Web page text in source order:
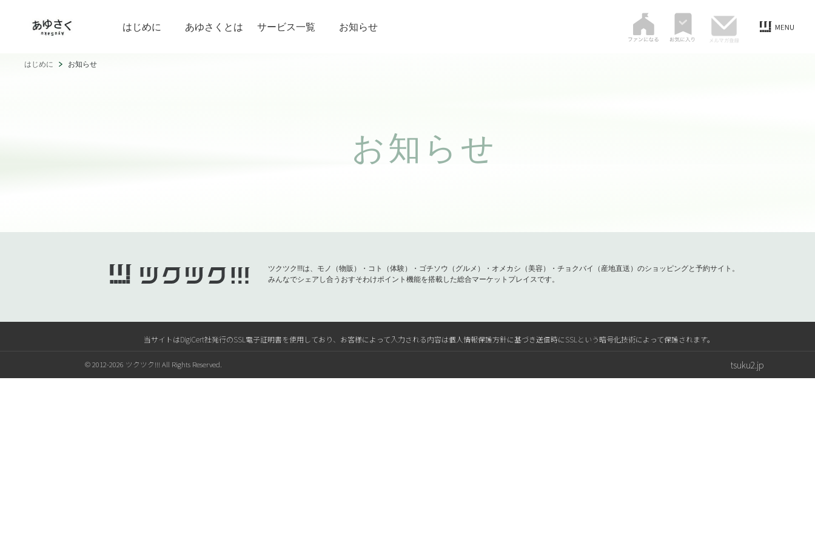
はじめに あゆさくとは サービス一覧 お知らせ
はじめに お知らせ
お知らせ
ツクツク!!!は、モノ（物販）・コト（体験）・ゴチソウ（グルメ）・オメカシ（美容）・チョクバイ（産地直送）のショッピングと予約サイト。
みんなでシェアし合うおすそわけポイント機能を搭載した総合マーケットプレイスです。
当サイトはDigiCert社発行のSSL電子証明書を使用しており、お客様によって入力される内容は個人情報保護方針に基づき送信時にSSLという暗号化技術によって保護されます。
© 2012-2026 ツクツク!!! All Rights Reserved. tsuku2.jp